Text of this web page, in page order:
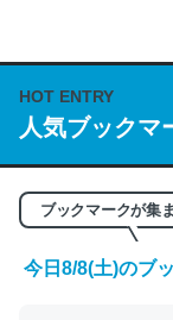
説してる記事が
https://
/064121
─GPTの仕組みと
HOT ENTRY
人気ブックマ
ブックマークが集
今日8/8(土)のブ